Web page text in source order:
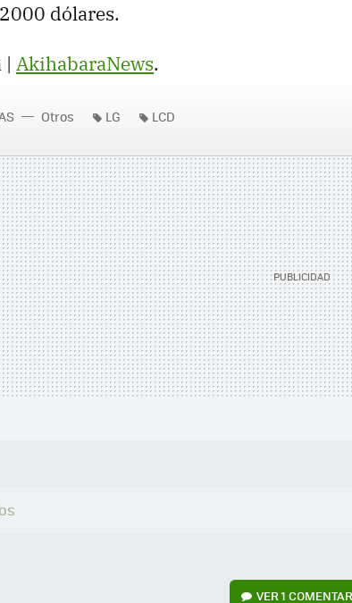
dólares.
| AkihabaraNews.
Otros LG LCD
VER1